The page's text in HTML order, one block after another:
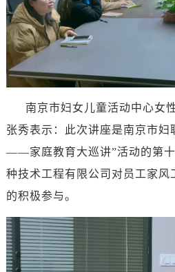
南京市妇女儿童活动中心女
张秀表示：此次讲座是南京市妇
——家庭教育大巡讲”活动的第
种技术工程有限公司对员工家风
的积极参与。